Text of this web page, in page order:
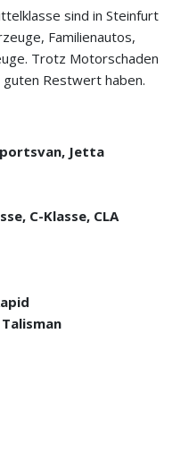
sind in Steinfurt
Familienautos,
Trotz Motorschaden
guten Restwert haben.
Jetta
C-Klasse, CLA